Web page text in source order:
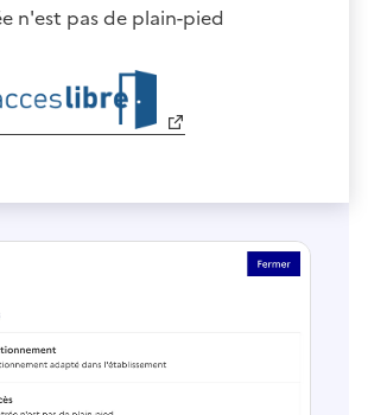
n'est pas de plain-pied